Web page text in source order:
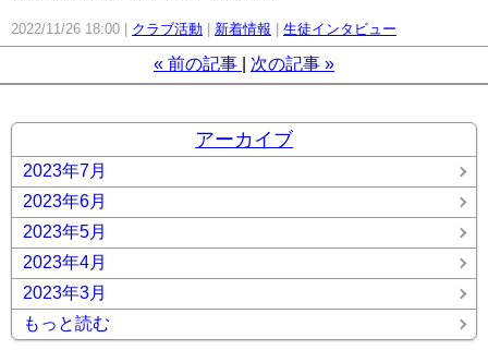
2022/11/26 18:00 クラブ活動 新着情報 生徒インタビュー
« 前の記事 次の記事 »
アーカイブ
2023年7月
2023年6月
2023年5月
2023年4月
2023年3月
もっと読む